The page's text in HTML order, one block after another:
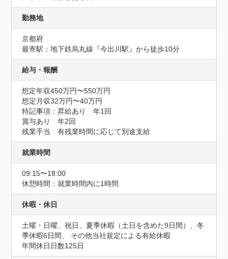
勤務地
京都府
最寄駅：地下鉄烏丸線『今出川駅』から徒歩10分
給与・報酬
想定年収450万円〜550万円
想定月収32万円〜40万円
特記事項：昇給あり　年1回
賞与あり　年2回
残業手当　有残業時間に応じて別途支給
就業時間
09:15〜18:00
休憩時間：就業時間内に1時間
休暇・休日
土曜・日曜、祝日、夏季休暇（土日を含めた9日間）、冬
季休暇6日間、 その他当社規定による有給休暇
年間休日日数125日